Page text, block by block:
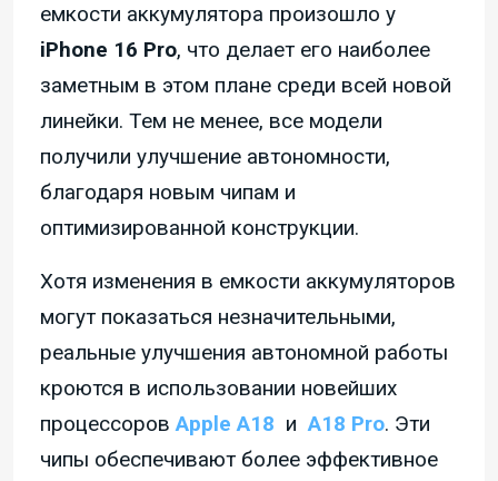
емкости аккумулятора произошло у
iPhone 16 Pro, что делает его наиболее
заметным в этом плане среди всей новой
линейки. Тем не менее, все модели
получили улучшение автономности,
благодаря новым чипам и
оптимизированной конструкции.
Хотя изменения в емкости аккумуляторов
могут показаться незначительными,
реальные улучшения автономной работы
кроются в использовании новейших
процессоровApple A18 и A18 Pro. Эти
чипы обеспечивают более эффективное